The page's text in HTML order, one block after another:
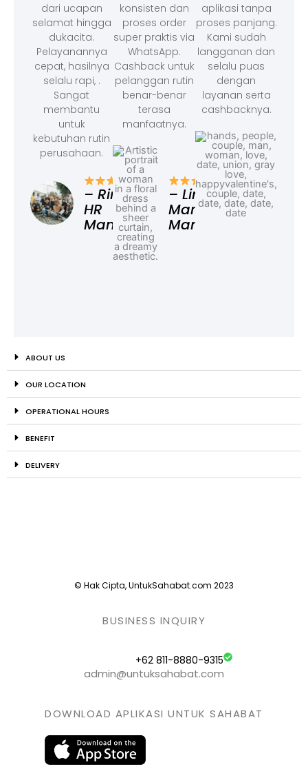
dari ucapan
selamat hingga
dukacita.
Pelayanannya
cepat, hasilnya
selalu rapi, .
Sangat
membantu
untuk
kebutuhan rutin
perusahaan.
– Rina,
HR
Manager
konsisten dan
proses order
super praktis via
WhatsApp.
Cashback untuk
pelanggan rutin
benar-benar
terasa
manfaatnya.
– Linda,
Marketing
Manager
aplikasi tanpa
proses panjang.
Kami sudah
langganan dan
selalu puas
dengan
layanan serta
cashbacknya.
ABOUT US
OUR LOCATION
OPERATIONAL HOURS
BENEFIT
DELIVERY
© Hak Cipta, UntukSahabat.com 2023
BUSINESS INQUIRY
+62 811-8880-9315
admin@untuksahabat.com
DOWNLOAD APLIKASI UNTUK SAHABAT